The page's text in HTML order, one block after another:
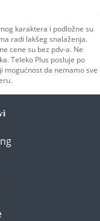
karaktera i podložne su
radi lakšeg snalaženja.
cene su bez pdv-a. Ne
Teleko Plus posluje po
mogućnost da nemamo sve